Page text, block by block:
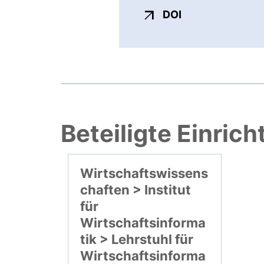
DOI
Beteiligte
Wirtschaftswissens
chaften > Institut
für
Wirtschaftsinforma
tik > Lehrstuhl für
Wirtschaftsinforma